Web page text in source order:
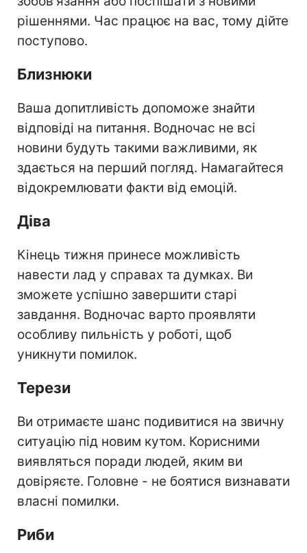
рішеннями. Час працює на вас, тому дійте
поступово.
Близнюки
Ваша допитливість допоможе знайти
відповіді на питання. Водночас не всі
новини будуть такими важливими, як
здається на перший погляд. Намагайтеся
відокремлювати факти від емоцій.
Діва
Кінець тижня принесе можливість
навести лад у справах та думках. Ви
зможете успішно завершити старі
завдання. Водночас варто проявляти
особливу пильність у роботі, щоб
уникнути помилок.
Терези
Ви отримаєте шанс подивитися на звичну
ситуацію під новим кутом. Корисними
виявляться поради людей, яким ви
довіряєте. Головне - не боятися визнавати
власні помилки.
Риби